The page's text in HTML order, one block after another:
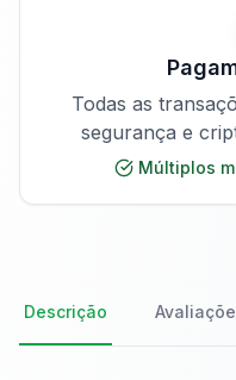
Todas as
segurança e
Múltiplos
Descrição